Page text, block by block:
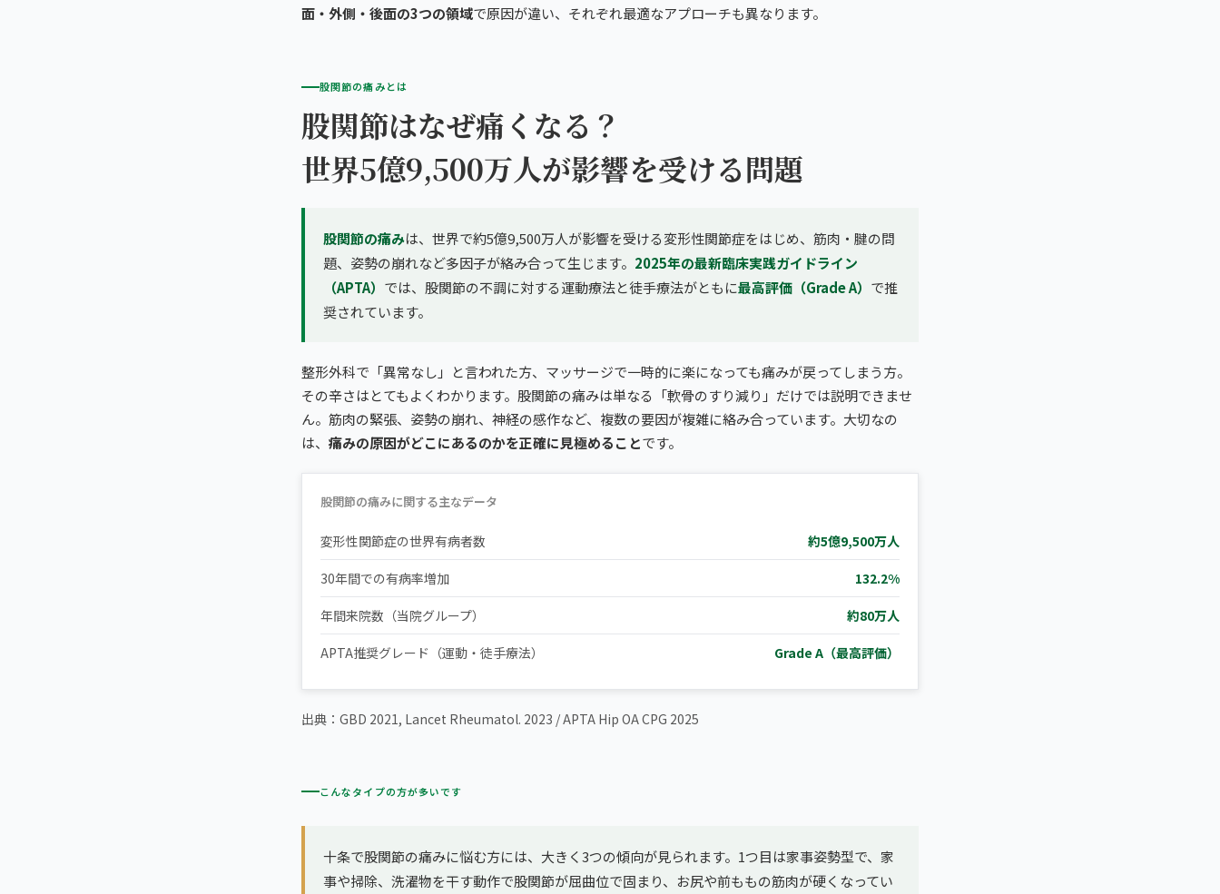
面・外側・後面の3つの領域で原因が違い、それぞれ最適なアプローチも異なります。
股関節の痛みとは
股関節はなぜ痛くなる？
世界5億9,500万人が影響を受ける問題
股関節の痛みは、世界で約5億9,500万人が影響を受ける変形性関節症をはじめ、筋肉・腱の問
題、姿勢の崩れなど多因子が絡み合って生じます。 2025年の最新臨床実践ガイドライン
（APTA） では、股関節の不調に対する運動療法と徒手療法がともに最高評価（Grade A） で推
奨されています。
整形外科で「異常なし」と言われた方、マッサージで一時的に楽になっても痛みが戻ってしまう方。
その辛さはとてもよくわかります。股関節の痛みは単なる「軟骨のすり減り」だけでは説明できませ
ん。筋肉の緊張、姿勢の崩れ、神経の感作など、複数の要因が複雑に絡み合っています。大切なの
は、 痛みの原因がどこにあるのかを正確に見極めることです。
股関節の痛みに関する主なデータ
変形性関節症の世界有病者数 約5億9,500万人
30年間での有病率増加 132.2%
年間来院数（当院グループ） 約80万人
APTA推奨グレード（運動・徒手療法） Grade A（最高評価）
出典：GBD 2021, Lancet Rheumatol. 2023 / APTA Hip OA CPG 2025
こんなタイプの方が多いです
十条で股関節の痛みに悩む方には、大きく3つの傾向が見られます。1つ目は家事姿勢型で、家
事や掃除、洗濯物を干す動作で股関節が屈曲位で固まり、お尻や前ももの筋肉が硬くなってい